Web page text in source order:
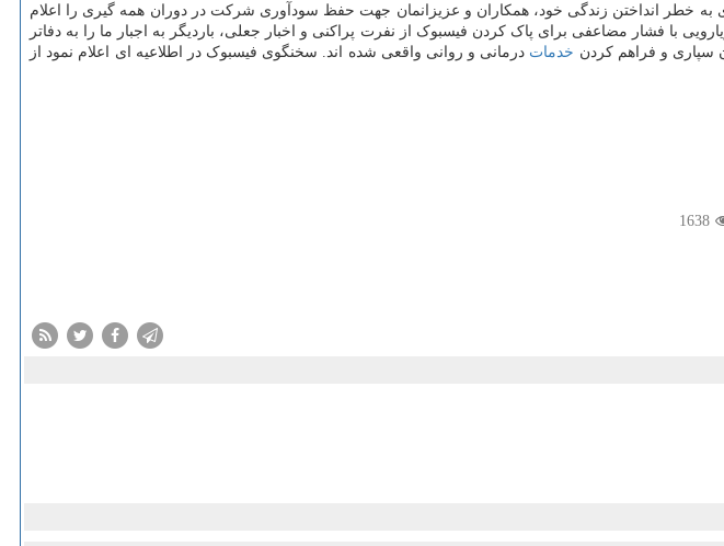
به خطر انداختن زندگی خود، همکاران و عزیزانمان جهت حفظ سودآوری شرکت در دوران همه گیری را اعلام
با فشار مضاعفی برای پاک کردن فیسبوک از نفرت پراکنی و اخبار جعلی، باردیگر به اجبار ما را به دفاتر
سپاری و فراهم کردن خدمات درمانی و روانی واقعی شده اند. سخنگوی فیسبوک در اطلاعیه ای اعلام نمود از
1638